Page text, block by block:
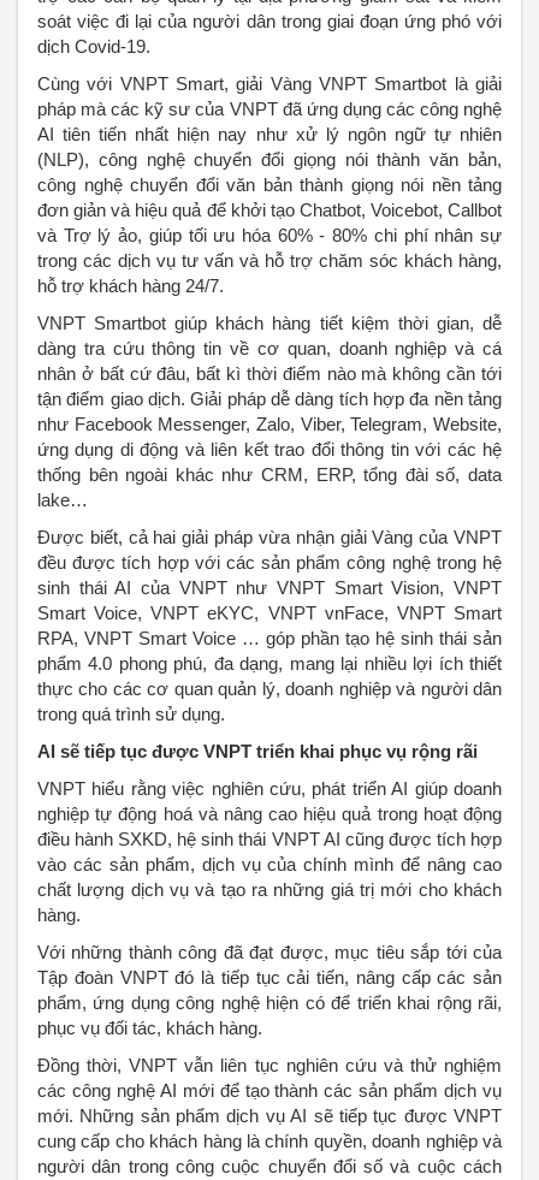
soát việc đi lại của người dân trong giai đoạn ứng phó với
dịch Covid-19.
Cùng với VNPT Smart, giải Vàng VNPT Smartbot là giải
pháp mà các kỹ sư của VNPT đã ứng dụng các công nghệ
AI tiên tiến nhất hiện nay như xử lý ngôn ngữ tự nhiên
(NLP), công nghệ chuyển đổi giọng nói thành văn bản,
công nghệ chuyển đổi văn bản thành giọng nói nền tảng
đơn giản và hiệu quả để khởi tạo Chatbot, Voicebot, Callbot
và Trợ lý ảo, giúp tối ưu hóa 60% - 80% chi phí nhân sự
trong các dịch vụ tư vấn và hỗ trợ chăm sóc khách hàng,
hỗ trợ khách hàng 24/7.
VNPT Smartbot giúp khách hàng tiết kiệm thời gian, dễ
dàng tra cứu thông tin về cơ quan, doanh nghiệp và cá
nhân ở bất cứ đâu, bất kì thời điểm nào mà không cần tới
tận điểm giao dịch. Giải pháp dễ dàng tích hợp đa nền tảng
như Facebook Messenger, Zalo, Viber, Telegram, Website,
ứng dụng di động và liên kết trao đổi thông tin với các hệ
thống bên ngoài khác như CRM, ERP, tổng đài số, data
lake…
Được biết, cả hai giải pháp vừa nhận giải Vàng của VNPT
đều được tích hợp với các sản phẩm công nghệ trong hệ
sinh thái AI của VNPT như VNPT Smart Vision, VNPT
Smart Voice, VNPT eKYC, VNPT vnFace, VNPT Smart
RPA, VNPT Smart Voice … góp phần tạo hệ sinh thái sản
phẩm 4.0 phong phú, đa dạng, mang lại nhiều lợi ích thiết
thực cho các cơ quan quản lý, doanh nghiệp và người dân
trong quá trình sử dụng.
AI sẽ tiếp tục được VNPT triển khai phục vụ rộng rãi
VNPT hiểu rằng việc nghiên cứu, phát triển AI giúp doanh
nghiệp tự động hoá và nâng cao hiệu quả trong hoạt động
điều hành SXKD, hệ sinh thái VNPT AI cũng được tích hợp
vào các sản phẩm, dịch vụ của chính mình để nâng cao
chất lượng dịch vụ và tạo ra những giá trị mới cho khách
hàng.
Với những thành công đã đạt được, mục tiêu sắp tới của
Tập đoàn VNPT đó là tiếp tục cải tiến, nâng cấp các sản
phẩm, ứng dụng công nghệ hiện có để triển khai rộng rãi,
phục vụ đối tác, khách hàng.
Đồng thời, VNPT vẫn liên tục nghiên cứu và thử nghiệm
các công nghệ AI mới để tạo thành các sản phẩm dịch vụ
mới. Những sản phẩm dịch vụ AI sẽ tiếp tục được VNPT
cung cấp cho khách hàng là chính quyền, doanh nghiệp và
người dân trong công cuộc chuyển đổi số và cuộc cách